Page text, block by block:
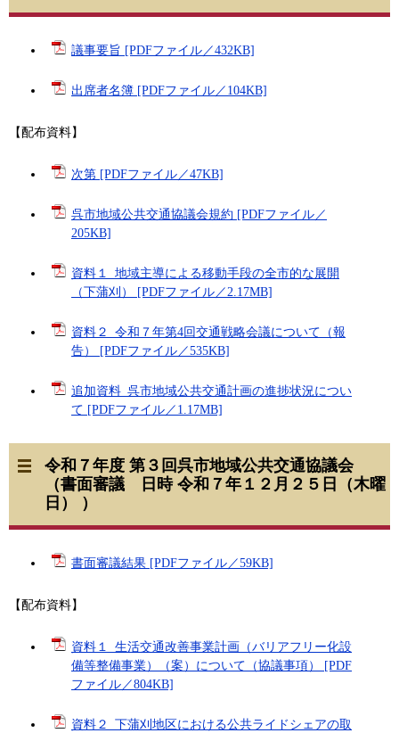
議事要旨 [PDFファイル／432KB]
出席者名簿 [PDFファイル／104KB]
【配布資料】
次第 [PDFファイル／47KB]
呉市地域公共交通協議会規約 [PDFファイル／
205KB]
資料１_地域主導による移動手段の全市的な展開
（下蒲刈） [PDFファイル／2.17MB]
資料２_令和７年第4回交通戦略会議について（報
告） [PDFファイル／535KB]
追加資料_呉市地域公共交通計画の進捗状況につい
て [PDFファイル／1.17MB]
令和７年度 第３回呉市地域公共交通協議会
（書面審議 日時 令和７年１２月２５日（木曜
日） ）
書面審議結果 [PDFファイル／59KB]
【配布資料】
資料１_生活交通改善事業計画（バリアフリー化設
備等整備事業）（案）について（協議事項） [PDF
ファイル／804KB]
資料２_下蒲刈地区における公共ライドシェアの取